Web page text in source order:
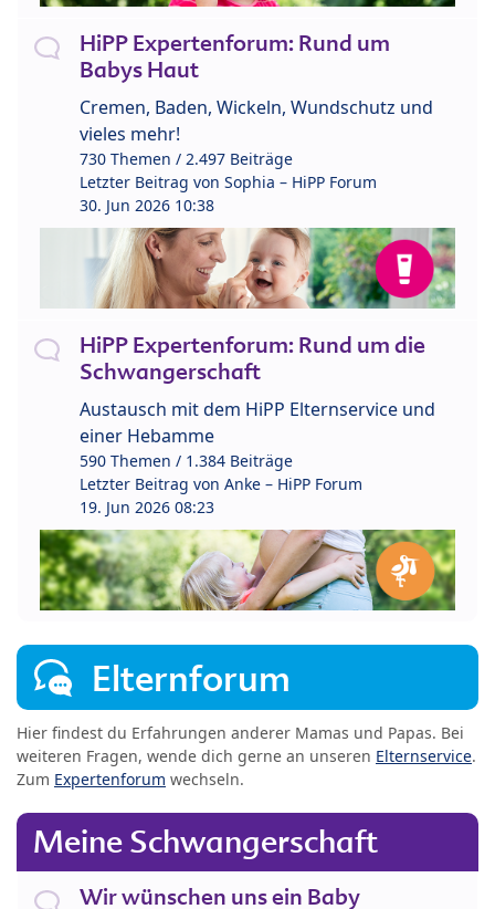
HiPP Expertenforum: Rund um
Babys Haut
Cremen, Baden, Wickeln, Wundschutz und
vieles mehr!
730 Themen / 2.497 Beiträge
Letzter Beitrag von Sophia – HiPP Forum
30. Jun 2026 10:38
HiPP Expertenforum: Rund um die
Schwangerschaft
Austausch mit dem HiPP Elternservice und
einer Hebamme
590 Themen / 1.384 Beiträge
Letzter Beitrag von Anke – HiPP Forum
19. Jun 2026 08:23
Elternforum
Hier findest du Erfahrungen anderer Mamas und Papas. Bei
weiteren Fragen, wende dich gerne an unseren Elternservice.
Zum Expertenforum wechseln.
Meine Schwangerschaft
Wir wünschen uns ein Baby